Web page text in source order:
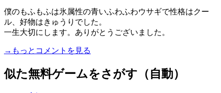
僕のもふもふは氷属性の青いふわふわウサギで性格はクー
ル、好物はきゅうりでした。
一生大切にします。ありがとうございました。
→もっとコメントを見る
似た無料ゲームをさがす（自動）